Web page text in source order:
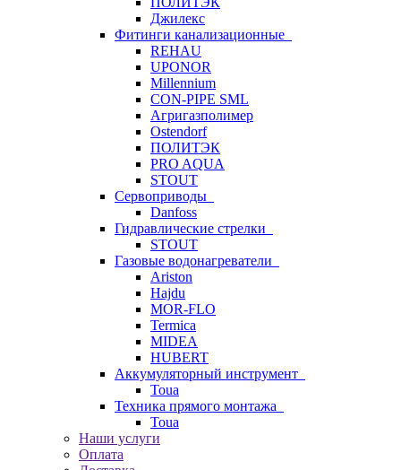
Джилекс
Фитинги канализационные
REHAU
UPONOR
Millennium
CON-PIPE SML
Агригазполимер
Ostendorf
ПОЛИТЭК
PRO AQUA
STOUT
Сервоприводы
Danfoss
Гидравлические стрелки
STOUT
Газовые водонагреватели
Ariston
Hajdu
MOR-FLO
Termica
MIDEA
HUBERT
Аккумуляторный инструмент
Toua
Техника прямого монтажа
Toua
Наши услуги
Оплата